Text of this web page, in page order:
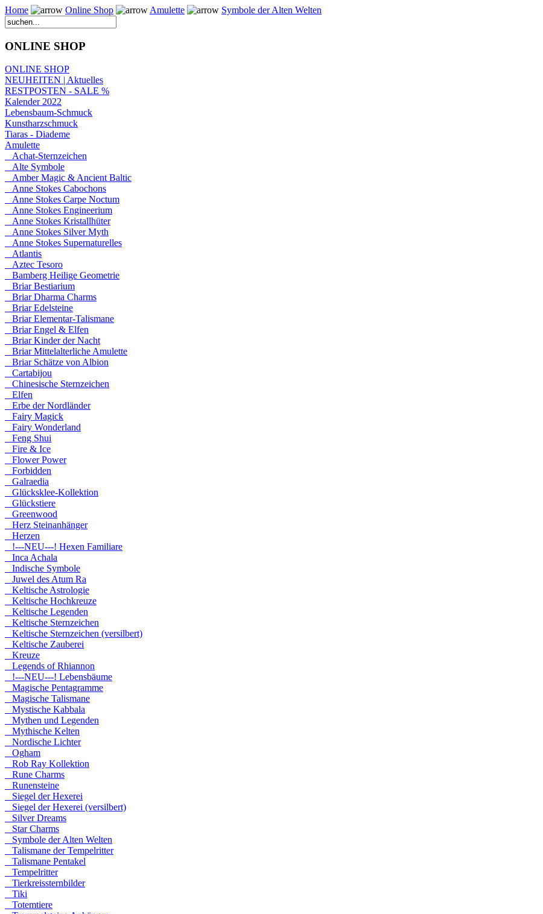
Home Online Shop Amulette Symbole der Alten Welten
ONLINE SHOP
ONLINE SHOP
NEUHEITEN | Aktuelles
RESTPOSTEN - SALE %
Kalender 2022
Lebensbaum-Schmuck
Kunstharzschmuck
Tiaras - Diademe
Amulette
Achat-Sternzeichen
Alte Symbole
Amber Magic & Ancient Baltic
Anne Stokes Cabochons
Anne Stokes Carpe Noctum
Anne Stokes Engineerium
Anne Stokes Kristallhüter
Anne Stokes Silver Myth
Anne Stokes Supernaturelles
Atlantis
Aztec Tesoro
Bamberg Heilige Geometrie
Briar Bestiarium
Briar Dharma Charms
Briar Edelsteine
Briar Elementar-Talismane
Briar Engel & Elfen
Briar Kinder der Nacht
Briar Mittelalterliche Amulette
Briar Schätze von Albion
Cartabijou
Chinesische Sternzeichen
Elfen
Erbe der Nordländer
Fairy Magick
Fairy Wonderland
Feng Shui
Fire & Ice
Flower Power
Forbidden
Galraedia
Glücksklee-Kollektion
Glückstiere
Greenwood
Herz Steinanhänger
Herzen
!---NEU---! Hexen Familiare
Inca Achala
Indische Symbole
Juwel des Atum Ra
Keltische Astrologie
Keltische Hochkreuze
Keltische Legenden
Keltische Sternzeichen
Keltische Sternzeichen (versilbert)
Keltische Zauberei
Kreuze
Legends of Rhiannon
!---NEU---! Lebensbäume
Magische Pentagramme
Magische Talismane
Mystische Kabbala
Mythen und Legenden
Mythische Kelten
Nordische Lichter
Ogham
Rob Ray Kollektion
Rune Charms
Runensteine
Siegel der Hexerei
Siegel der Hexerei (versilbert)
Silver Dreams
Star Charms
Symbole der Alten Welten
Talismane der Tempelritter
Talismane Pentakel
Tempelritter
Tierkreissternbilder
Tiki
Totemtiere